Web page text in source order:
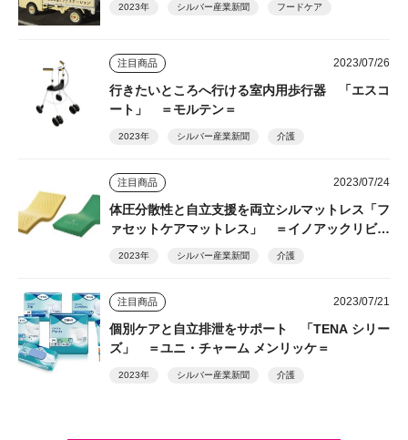
2023年 シルバー産業新聞 フードケア
注目商品 2023/07/26
行きたいところへ行ける室内用歩行器 「エスコ
ート」 ＝モルテン＝
2023年 シルバー産業新聞 介護
注目商品 2023/07/24
体圧分散性と自立支援を両立シルマットレス「フ
ァセットケアマットレス」 ＝イノアックリビン
2023年 シルバー産業新聞 介護
注目商品 2023/07/21
個別ケアと自立排泄をサポート 「TENA シリー
ズ」 ＝ユニ・チャーム メンリッケ＝
2023年 シルバー産業新聞 介護